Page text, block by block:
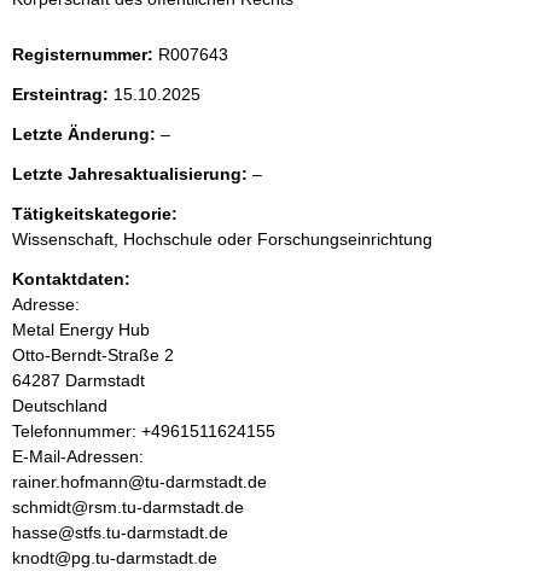
e
i
t
e
n
i
n
h
a
l
t
Registernummer: R007643
Ersteintrag: 15.10.2025
Letzte Änderung: –l
e
r
Letzte Jahresaktualisierung: –l
Tätigkeitskategorie:
Wissenschaft, Hochschule oder Forschungseinrichtung
Kontaktdaten:
Adresse:
Metal Energy Hub
Otto-Berndt-Straße 2
64287 Darmstadt
Deutschland
K
o
n
t
a
k
Telefonnummer: +4961511624155
E-Mail-Adressen:
rainer.hofmann@tu-darmstadt.de
schmidt@rsm.tu-darmstadt.de
hasse@stfs.tu-darmstadt.de
knodt@pg.tu-darmstadt.de